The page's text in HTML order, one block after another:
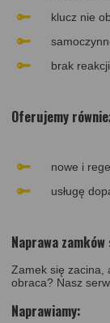
klucz nie
brak
Oferujemy
nowe i
usługę
Naprawa
Zamek się zacina,
obraca? Nasz
Naprawiamy: